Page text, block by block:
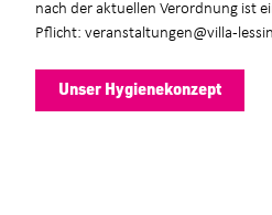
nach der aktuellen Verordnung ist
Pflicht: veranstaltungen@villa-
Unser Hygienekonzept